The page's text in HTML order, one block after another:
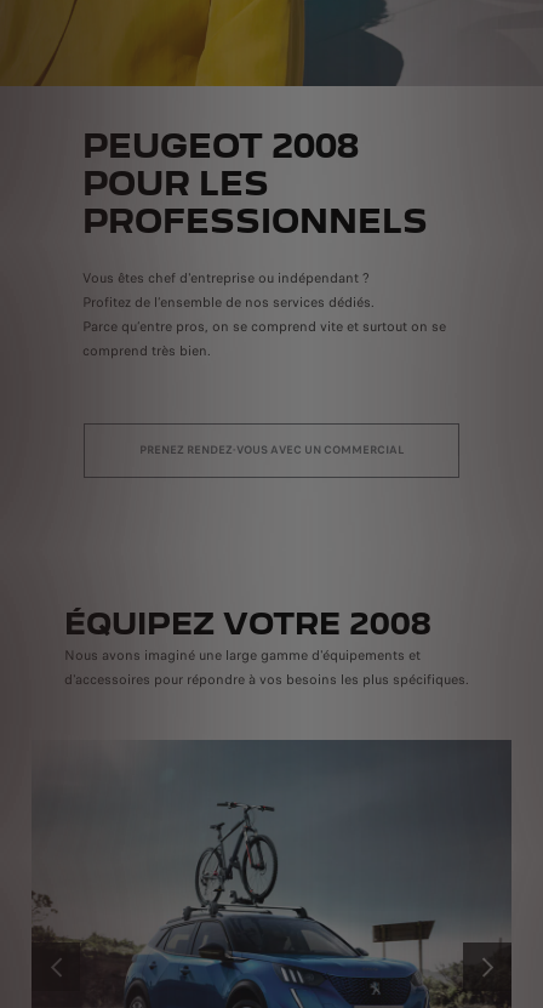
PEUGEOT 2008
POUR LES
PROFESSIONNELS
Vous êtes chef d'entreprise ou indépendant ?
Profitez de l’ensemble de nos services dédiés.
Parce qu’entre pros, on se comprend vite et surtout on se
comprend très bien.
PRENEZ RENDEZ-VOUS AVEC UN COMMERCIAL
ÉQUIPEZ VOTRE 2008
Nous avons imaginé une large gamme d'équipements et
d'accessoires pour répondre à vos besoins les plus spécifiques.
PRÉCÉDENT SUIVANT